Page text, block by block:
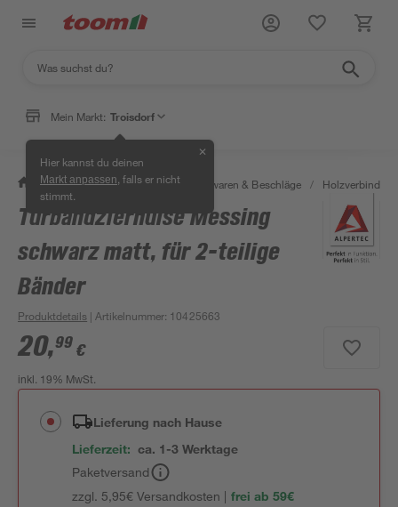
Mein Markt: Troisdorf
Hier kannst du deinen
Markt anpassen , falls er nicht
stimmt.
✕
/ Werkstatt & Maschinen / Eisenwaren & Beschläge / Holzverbinder
Türbandzierhülse Messing
schwarz matt, für 2-teilige
Bänder
Produktdetails | Artikelnummer: 10425663
20,99 €
inkl. 19% MwSt.
Lieferung nach Hause
Lieferzeit: ca. 1-3 Werktage
Paketversand
zzgl. 5,95€ Versandkosten | frei ab 59€